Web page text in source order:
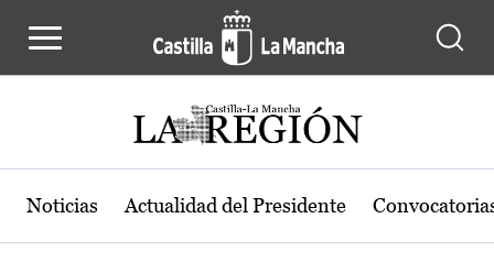
Noticias Actualidad del Presidente